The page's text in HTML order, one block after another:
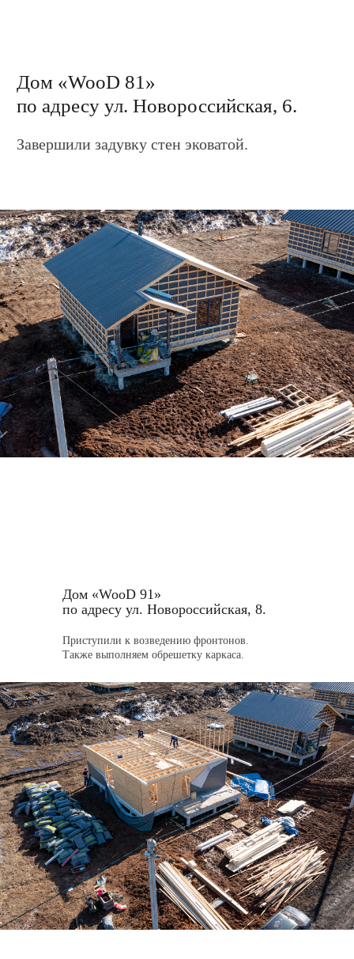
Приступили к возведению фронтонов.
Также выполняем обрешетку каркаса.
Дом «WooD 91»
по адресу ул. Новороссийская, 8.